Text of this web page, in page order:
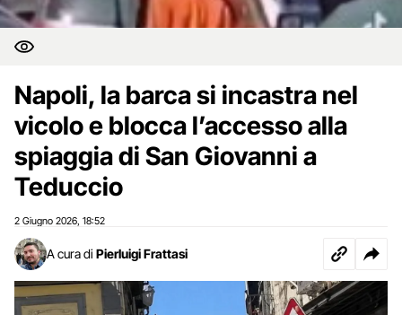
Napoli, la barca si incastra nel
vicolo e blocca l’accesso alla
spiaggia di San Giovanni a
Teduccio
2 Giugno 2026 18:52
A cura di Pierluigi Frattasi